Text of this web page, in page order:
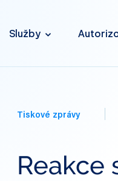
Služby
Reakce
Tiskové zprávy